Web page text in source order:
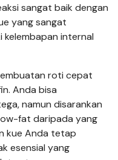
sangat baik dengan
yang sangat
kelembapan internal
roti cepat
Anda bisa
namun disarankan
fat daripada yang
kue Anda tetap
esensial yang